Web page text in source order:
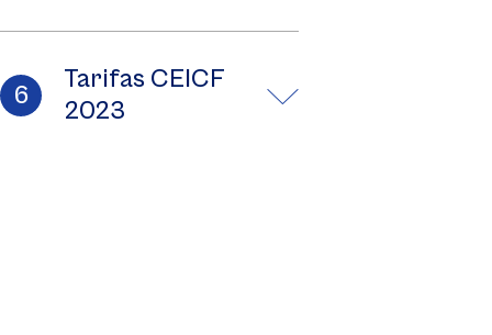
Tarifas CEICF
2023